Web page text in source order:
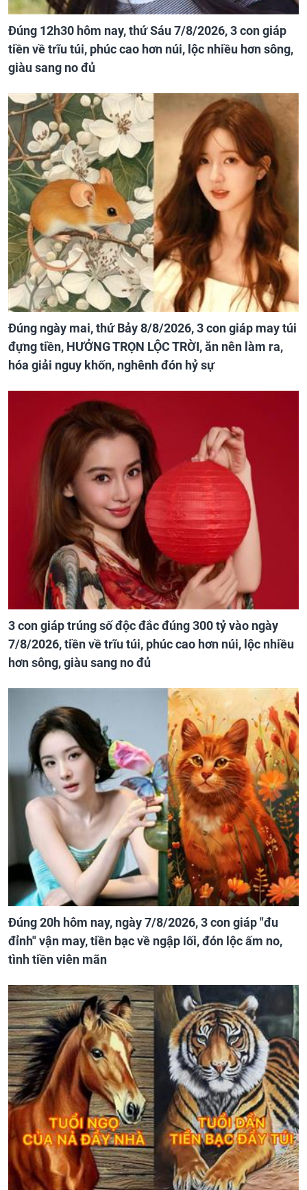
Đúng 12h30 hôm nay, thứ Sáu 7/8/2026, 3 con giáp
tiền về trĩu túi, phúc cao hơn núi, lộc nhiều hơn sông,
giàu sang no đủ
Đúng ngày mai, thứ Bảy 8/8/2026, 3 con giáp may túi
đựng tiền, HƯỞNG TRỌN LỘC TRỜI, ăn nên làm ra,
hóa giải nguy khốn, nghênh đón hỷ sự
3 con giáp trúng số độc đắc đúng 300 tỷ vào ngày
7/8/2026, tiền về trĩu túi, phúc cao hơn núi, lộc nhiều
hơn sông, giàu sang no đủ
Đúng 20h hôm nay, ngày 7/8/2026, 3 con giáp "đu
đỉnh" vận may, tiền bạc về ngập lối, đón lộc ấm no,
tình tiền viên mãn